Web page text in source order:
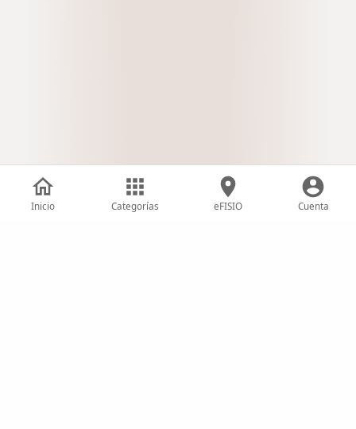
Inicio Categorías eFISIO Cuenta